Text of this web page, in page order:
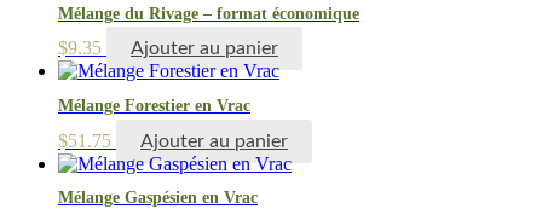
Mélange du Rivage – format économique
$9.35 Ajouter au panier
Mélange Forestier en Vrac
$51.75 Ajouter au panier
Mélange Gaspésien en Vrac